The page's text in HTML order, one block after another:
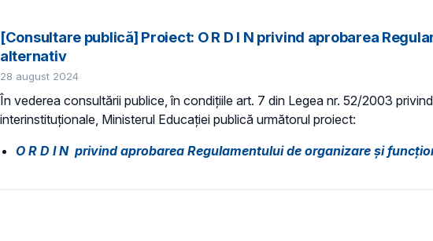
[Consultare publică] Proiect: O R D I N privind aprobarea
alternativ
28 august 2024
În vederea consultării publice, în condiţiile art. 7 din Legea nr. 52/2003
interinstituționale, Ministerul Educaţiei publică următorul proiect:
O R D I N privind aprobarea Regulamentului de organizare și